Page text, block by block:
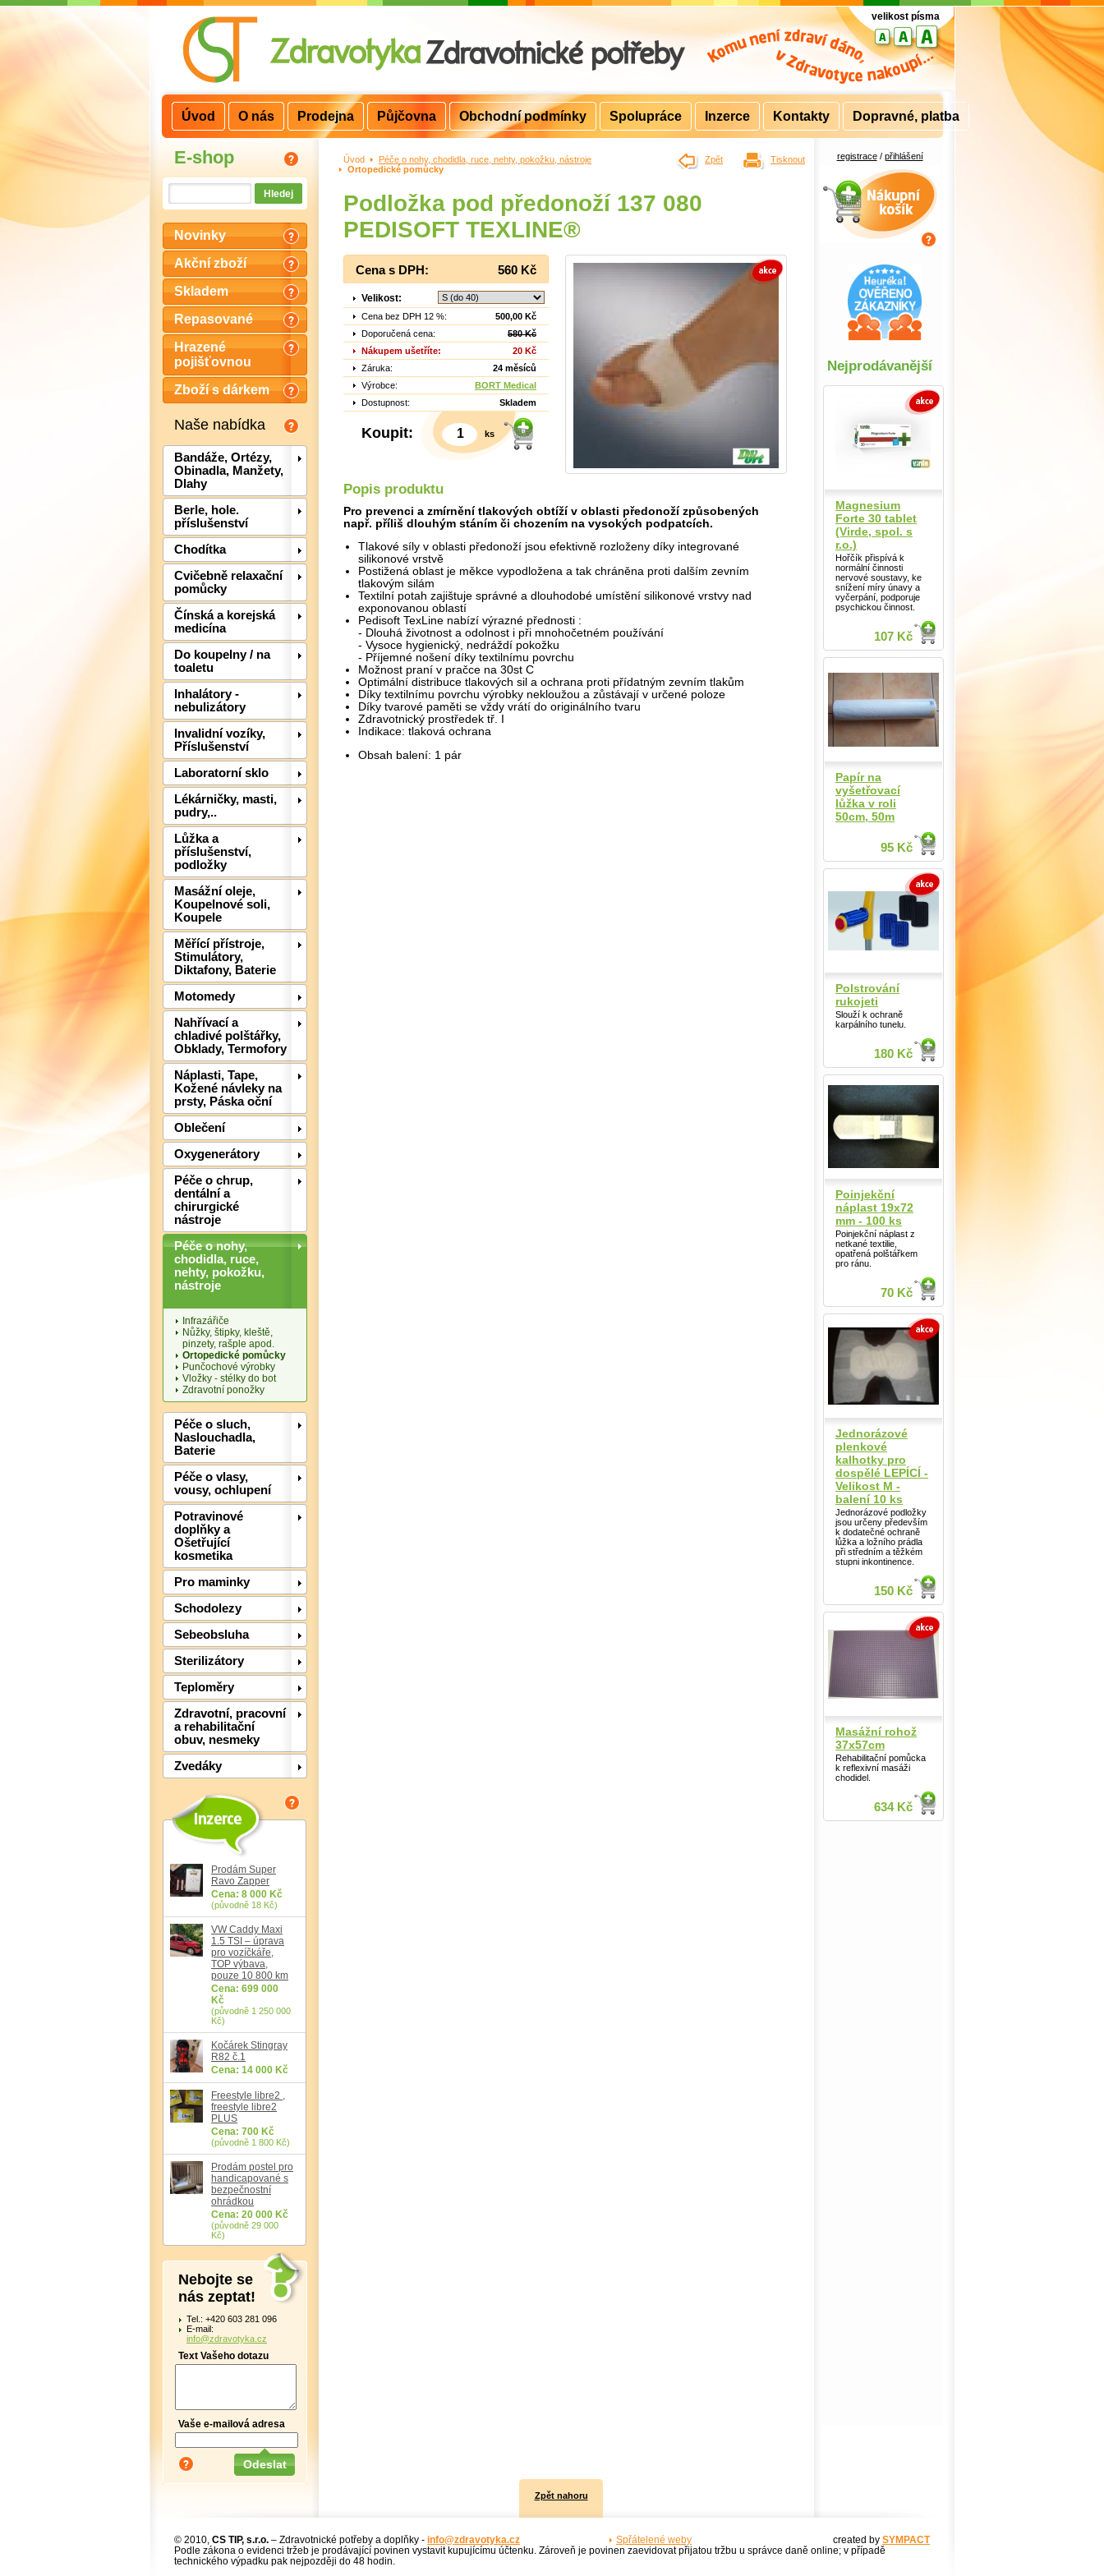
E-shop
Novinky
Akční zboží
Skladem
Repasované
Hrazené
pojišťovnou
Zboží s dárkem
Naše nabídka
Bandáže, Ortézy,
Obinadla, Manžety,
Dlahy
Berle, hole.
příslušenství
Chodítka
Cvičebně relaxační
pomůcky
Čínská a korejská
medicína
Do koupelny / na
toaletu
Inhalátory -
nebulizátory
Invalidní vozíky,
Příslušenství
Laboratorní sklo
Lékárničky, masti,
pudry,..
Lůžka a
příslušenství,
podložky
Masážní oleje,
Koupelnové soli,
Koupele
Měřící přístroje,
Stimulátory,
Diktafony, Baterie
Motomedy
Nahřívací a
chladivé polštářky,
Obklady, Termofory
Náplasti, Tape,
Kožené návleky na
prsty, Páska oční
Oblečení
Oxygenerátory
Péče o chrup,
dentální a
chirurgické
nástroje
Péče o nohy,
chodidla, ruce,
nehty, pokožku,
nástroje
Infrazářiče
Nůžky, štipky, kleště,
pinzety, rašple apod.
Ortopedické pomůcky
Punčochové výrobky
Vložky - stélky do bot
Zdravotní ponožky
Péče o sluch,
Naslouchadla,
Baterie
Péče o vlasy,
vousy, ochlupení
Potravinové
doplňky a
Ošetřující
kosmetika
Pro maminky
Schodolezy
Sebeobsluha
Sterilizátory
Teploměry
Zdravotní, pracovní
a rehabilitační
obuv, nesmeky
Zvedáky
Prodám Super
Ravo Zapper
Cena: 8 000 Kč
(původně 18 Kč)
VW Caddy Maxi
1.5 TSI – úprava
pro vozíčkáře,
TOP výbava,
pouze 10 800 km
Cena: 699 000
Kč
(původně 1 250 000
Kč)
Kočárek Stingray
R82 č.1
Cena: 14 000 Kč
Freestyle libre2 ,
freestyle libre2
PLUS
Cena: 700 Kč
(původně 1 800 Kč)
Prodám postel pro
handicapované s
bezpečnostní
ohrádkou
Cena: 20 000 Kč
(původně 29 000
Kč)
Nebojte se
nás zeptat!
Tel.: +420 603 281 096
E-mail:
info@zdravotyka.cz
Text Vašeho dotazu
Vaše e-mailová adresa
Úvod > Péče o nohy, chodidla, ruce, nehty, pokožku, nástroje
Ortopedické pomůcky
Podložka pod předonoží 137 080
PEDISOFT TEXLINE®
Cena s DPH: 560 Kč
Velikost:
Cena bez DPH 12 %:
500,00 Kč
Doporučená cena:
580 Kč
Nákupem ušetříte:
20 Kč
Záruka:
24 měsíců
Výrobce:
BORT Medical
Dostupnost:
Skladem
Koupit: ks
Popis produktu
Pro prevenci a zmírnění tlakových obtíží v oblasti předonoží způsobených
např. příliš dlouhým stáním či chozením na vysokých podpatcích.
Tlakové síly v oblasti předonoží jsou efektivně rozloženy díky integrované
silikonové vrstvě
Postižená oblast je měkce vypodložena a tak chráněna proti dalším zevním
tlakovým silám
Textilní potah zajištuje správné a dlouhodobé umístění silikonové vrstvy nad
exponovanou oblastí
Pedisoft TexLine nabízí výrazné přednosti :
- Dlouhá životnost a odolnost i při mnohočetném používání
- Vysoce hygienický, nedráždí pokožku
- Příjemné nošení díky textilnímu povrchu
Možnost praní v pračce na 30st C
Optimální distribuce tlakových sil a ochrana proti přídatným zevním tlakům
Díky textilnímu povrchu výrobky nekloužou a zůstávají v určené poloze
Díky tvarové paměti se vždy vrátí do originálního tvaru
Zdravotnický prostředek tř. I
Indikace: tlaková ochrana
Obsah balení: 1 pár
registrace/ přihlášení
Nákupní košík
velikost písma
Tisknout
Zpět
Nejprodávanější
Magnesium
Forte 30 tablet
(Virde, spol. s
r.o.)
Hořčík přispívá k
normální činnosti
nervové soustavy, ke
snížení míry únavy a
vyčerpání, podporuje
psychickou činnost.
107 Kč
Detail
Papír na
vyšetřovací
lůžka v roli
50cm, 50m
95 Kč
Polstrování
rukojeti
Slouží k ochraně
karpálního tunelu.
180 Kč
Poinjekční
náplast 19x72
mm - 100 ks
Poinjekční náplast z
netkané textilie,
opatřená polštářkem
pro ránu.
70 Kč
Jednorázové
plenkové
kalhotky pro
dospělé LEPÍCÍ -
Velikost M -
balení 10 ks
Jednorázové podložky
jsou určeny především
k dodatečné ochraně
lůžka a ložního prádla
při středním a těžkém
stupni inkontinence.
150 Kč
Masážní rohož
37x57cm
Rehabilitační pomůcka
k reflexivní masáži
chodidel.
634 Kč
Úvod O nás Prodejna Půjčovna Obchodní podmínky Spolupráce Inzerce Kontakty Dopravné, platba
Zpět nahoru
© 2010, CS TIP, s.r.o. – Zdravotnické potřeby a doplňky - info@zdravotyka.cz created by SYMPACT
Podle zákona o evidenci tržeb je prodávající povinen vystavit kupujícímu účtenku. Zároveň je povinen zaevidovat přijatou tržbu u správce daně online; v případě
technického výpadku pak nejpozději do 48 hodin.
Spřátelené weby